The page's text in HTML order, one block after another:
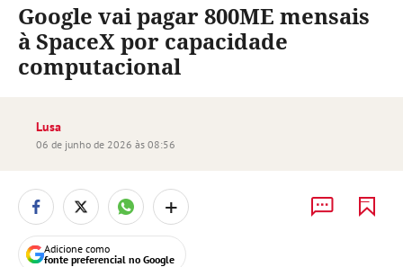
Google vai pagar 800ME mensais
à SpaceX por capacidade
computacional
Lusa
06 de junho de 2026 às 08:56
+
Adicione como
fonte preferencial no Google